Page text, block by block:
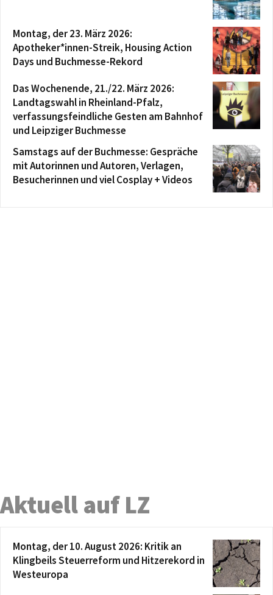
Montag, der 23. März 2026:
Apotheker*innen-Streik, Housing Action
Days und Buchmesse-Rekord
Das Wochenende, 21./22. März 2026:
Landtagswahl in Rheinland-Pfalz,
verfassungsfeindliche Gesten am Bahnhof
und Leipziger Buchmesse
Samstags auf der Buchmesse: Gespräche
mit Autorinnen und Autoren, Verlagen,
Besucherinnen und viel Cosplay + Videos
Aktuell auf LZ
Montag, der 10. August 2026: Kritik an
Klingbeils Steuerreform und Hitzerekord in
Westeuropa